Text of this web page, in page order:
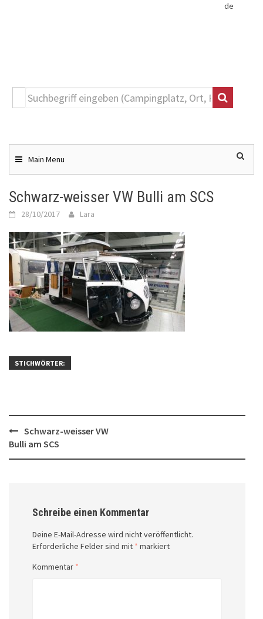
de
content Main Menu
Schwarz-weisser VW Bulli am SCS
28/10/2017 Lara
STICHWÖRTER:
Post
navigation
Schwarz-weisser VW
Bulli am SCS
Schreibe einen Kommentar
Deine E-Mail-Adresse wird nicht veröffentlicht.
Erforderliche Felder sind mit * markiert
Kommentar *